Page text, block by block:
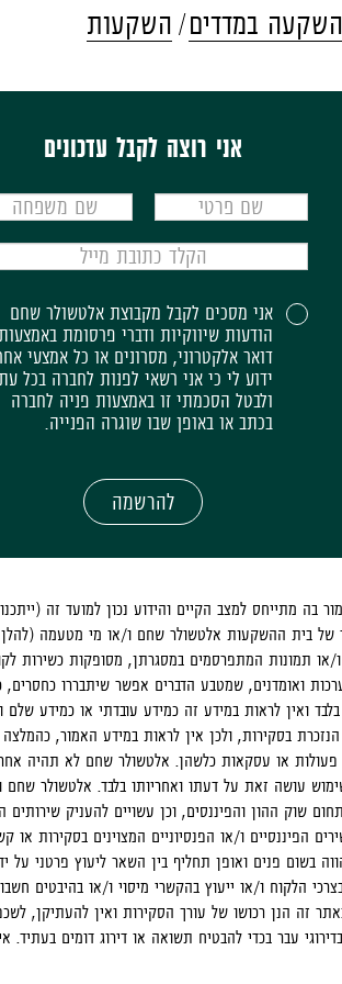
השקעה במדדים השקעות
אני רוצה לקבל עדכונים
אני מסכים לקבל מקבוצת אלטשולר שחם
הודעות שיווקיות ודברי פרסומת
דואר אלקטרוני, מסרונים או כל אמצעי
ידוע לי כי אני רשאי לפנות לחברה בכל
ולבטל הסכמתי זו באמצעות פניה לחברה
בכתב או באופן שבו שוגרה הפנייה.
להרשמה
מיום 06/09/2022 וכלל האמור בה מתייחס למצב הקיים והידוע נכון
של בית ההשקעות אלטשולר שחם ו/או מי מטעמה
או תמונות המתפרסמים במסגרתן, מסופקות כשירות
ואומדנים, שמטבע הדברים אפשר שיתבררו כחסרים,
ואין לראות במידע זה כמידע עובדתי או כמידע
בסקירות, ולכן אין לראות במידע האמור,
פעולות או עסקאות כלשהן. אלטשולר שחם לא תהיה
עושה זאת על דעתו ואחריותו בלבד. אלטשולר שחם
שוק ההון והפיננסים, וכן עשויים להעניק שירותים
הפיננסיים ו/או הפנסיוניים המצוינים בסקירות
בשום פנים ואופן תחליף בין השאר ליעוץ פרטני על
הלקוח ו/או ייעוץ בהקשרי מיסוי ו/או בהיבטים
זה הנן רכושו של עורך הסקירות ואין להעתיקן,
עבר בכדי להבטיח תשואה או דירוג דומים